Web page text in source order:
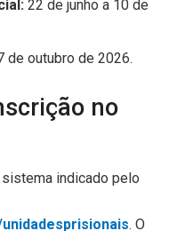
22 de junho a 10 de
de outubro de 2026.
no
indicado pelo
. O